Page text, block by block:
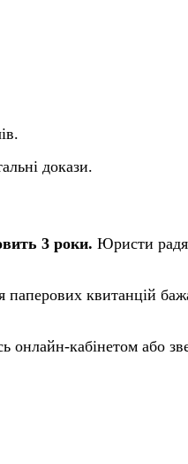
докази.
3 роки. Юристи
паперових квитанцій
кабінетом або